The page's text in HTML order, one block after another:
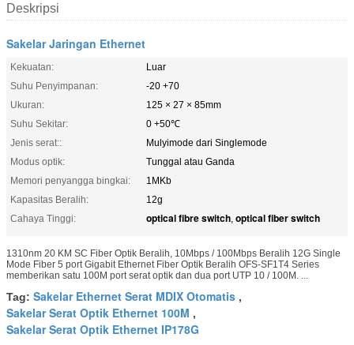
Deskripsi
Sakelar Jaringan Ethernet
Kekuatan:
Luar
Suhu Penyimpanan:
-20 +70
Ukuran:
125 × 27 × 85mm
Suhu Sekitar:
0 +50℃
Jenis serat::
Mulyimode dari Singlemode
Modus optik:
Tunggal atau Ganda
Memori penyangga bingkai:
1MKb
Kapasitas Beralih:
12g
Cahaya Tinggi:
optical fibre switch, optical fiber switch
1310nm 20 KM SC Fiber Optik Beralih, 10Mbps / 100Mbps Beralih 12G Single
Mode Fiber 5 port Gigabit Ethernet Fiber Optik Beralih OFS-SF1T4 Series
memberikan satu 100M port serat optik dan dua port UTP 10 / 100M. ...
Tag: Sakelar Ethernet Serat MDIX Otomatis ,
Sakelar Serat Optik Ethernet 100M ,
Sakelar Serat Optik Ethernet IP178G